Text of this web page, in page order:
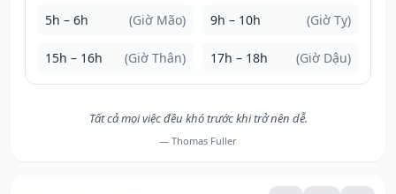
5h – 6h (Giờ Mão) 9h – 10h (Giờ Tỵ)
15h – 16h (Giờ Thân) 17h – 18h (Giờ Dậu)
Tất cả mọi việc đều khó trước khi trở nên dễ.
— Thomas Fuller